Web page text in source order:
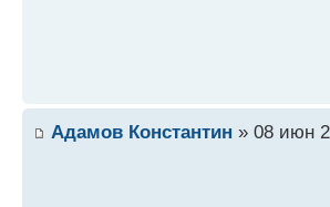
Адамов Константин » 08 июн